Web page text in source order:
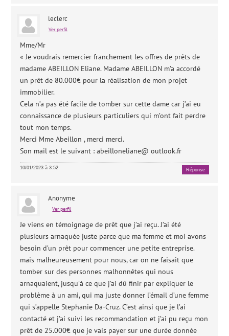
leclerc
Ver perfil
Mme/Mr
« Je voudrais remercier franchement les offres de prêts de
madame ABEILLON Eliane. Madame ABEILLON m’a accordé
un prêt de 80.000€ pour la réalisation de mon projet
immobilier.
Cela n’a pas été facile de tomber sur cette dame car j’ai eu
connaissance de plusieurs particuliers qui m’ont fait perdre
tout mon temps.
Merci Mme Abeillon , merci merci.
Son mail est le suivant : abeilloneliane@ outlook.fr
10/01/2023 à 3:52 Réponse
Anonyme
Ver perfil
Je viens en témoignage de prêt que j’ai reçu. J’ai été
plusieurs arnaquée juste parce que ma femme et moi avons
besoin d’un prêt pour commencer une petite entreprise.
mais malheureusement pour nous, car on ne faisait que
tomber sur des personnes malhonnêtes qui nous
arnaquaient, jusqu’à ce que j’ai dû finir par expliquer le
problème à un ami, qui ma juste donner l’émail d’une femme
qui s’appelle Stephanie Da-Cruz. C’est ainsi que je l’ai
contacté et j’ai suivi les recommandation et j’ai pu reçu mon
prêt de 25.000€ que je vais payer sur une durée donnée